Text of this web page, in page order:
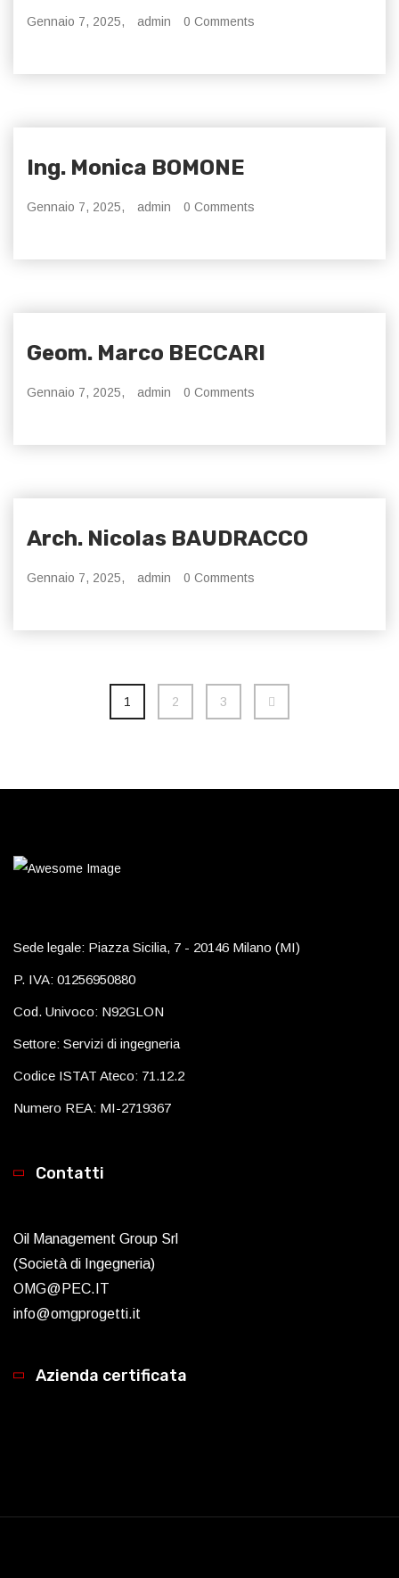
Gennaio 7, 2025, admin 0 Comments
Ing. Monica BOMONE
Gennaio 7, 2025, admin 0 Comments
Geom. Marco BECCARI
Gennaio 7, 2025, admin 0 Comments
Arch. Nicolas BAUDRACCO
Gennaio 7, 2025, admin 0 Comments
1 2 3
Sede legale: Piazza Sicilia, 7 - 20146 Milano (MI)
P. IVA: 01256950880
Cod. Univoco: N92GLON
Settore: Servizi di ingegneria
Codice ISTAT Ateco: 71.12.2
Numero REA: MI-2719367
Contatti
Oil Management Group Srl
(Società di Ingegneria)
OMG@PEC.IT
info@omgprogetti.it
Azienda certificata